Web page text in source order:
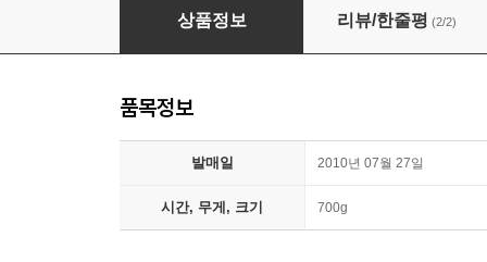
나쁜남자 OST
상품정보 리뷰/한줄평 (2/2)
품목정보
발매일 2010년 07월 27일
시간, 무게, 크기 700g